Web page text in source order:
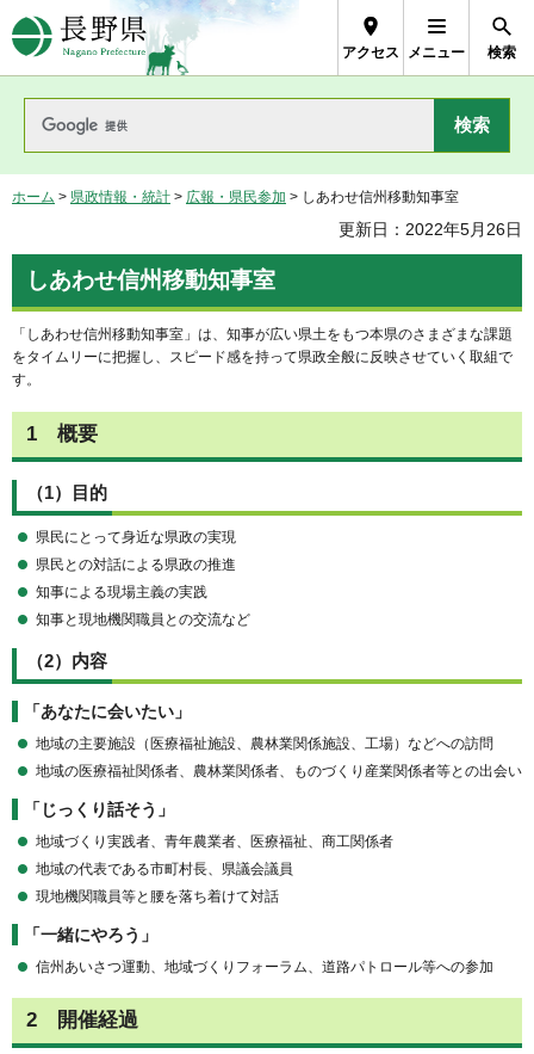
長野県Nagano Prefecture
アクセス メニュー 検索
ホーム > 県政情報・統計 > 広報・県民参加 > しあわせ信州移動知事室
更新日：2022年5月26日
しあわせ信州移動知事室
「しあわせ信州移動知事室」は、知事が広い県土をもつ本県のさまざまな課題
をタイムリーに把握し、スピード感を持って県政全般に反映させていく取組で
す。
1 概要
（1）目的
県民にとって身近な県政の実現
県民との対話による県政の推進
知事による現場主義の実践
知事と現地機関職員との交流など
（2）内容
「あなたに会いたい」
地域の主要施設（医療福祉施設、農林業関係施設、工場）などへの訪問
地域の医療福祉関係者、農林業関係者、ものづくり産業関係者等との出会い
「じっくり話そう」
地域づくり実践者、青年農業者、医療福祉、商工関係者
地域の代表である市町村長、県議会議員
現地機関職員等と腰を落ち着けて対話
「一緒にやろう」
信州あいさつ運動、地域づくりフォーラム、道路パトロール等への参加
2 開催経過